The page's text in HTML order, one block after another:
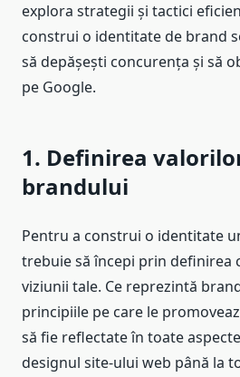
explora strategii și tactici
construi o identitate de brand
să depășești concurența și să
pe Google.
1. Definirea
brandului
Pentru a construi o identitate
trebuie să începi prin definirea
viziunii tale. Ce reprezintă
principiile pe care le
să fie reflectate în toate
designul site-ului web până la